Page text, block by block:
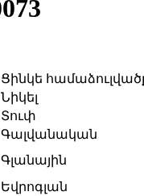
Ցինկե
Նիկել
Տուփ
Գալվանական
Գլանային
Եվրոգլան